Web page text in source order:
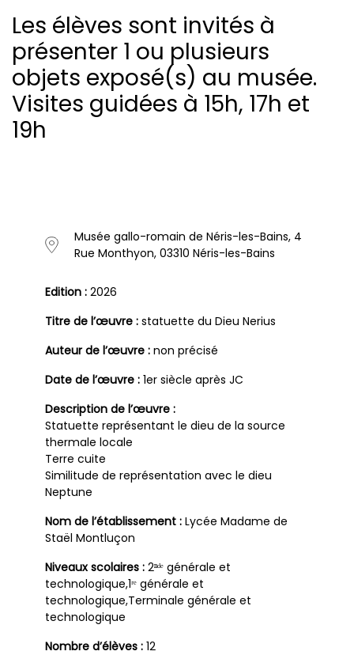
Les élèves sont invités à
présenter 1 ou plusieurs
objets exposé(s) au musée.
Visites guidées à 15h, 17h et
19h
Musée gallo-romain de Néris-les-Bains, 4
Rue Monthyon, 03310 Néris-les-Bains
Edition : 2026
Titre de l’œuvre : statuette du Dieu Nerius
Auteur de l’œuvre : non précisé
Date de l’œuvre : 1er siècle après JC
Description de l’œuvre :
Statuette représentant le dieu de la source
thermale locale
Terre cuite
Similitude de représentation avec le dieu
Neptune
Nom de l’établissement : Lycée Madame de
Staël Montluçon
Niveaux scolaires : 2ⁿᵈᵉ générale et
technologique,1ʳᵉ générale et
technologique,Terminale générale et
technologique
Nombre d’élèves : 12